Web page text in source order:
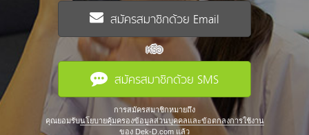
สมัครสมาชิกด้วย Email
หรือ
สมัครสมาชิกด้วย SMS
การสมัครสมาชิกหมายถึง
คุณยอมรับนโยบายคุ้มครองข้อมูลส่วนบุคคลและข้อตกลงการใช้งาน
ของ Dek-D.com แล้ว